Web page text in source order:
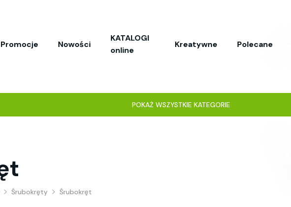
Promocje Nowości
KATALOGI
online
Kreatywne Polecane
POKAŻ WSZYSTKIE KATEGORIE
Śrubokręty Śrubokręt